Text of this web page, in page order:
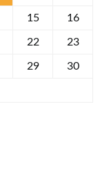
15 16
22 23
29 30